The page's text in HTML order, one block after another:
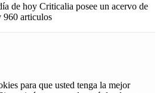
de hoy Criticalia posee un acervo de
960 articulos
para que usted tenga la mejor